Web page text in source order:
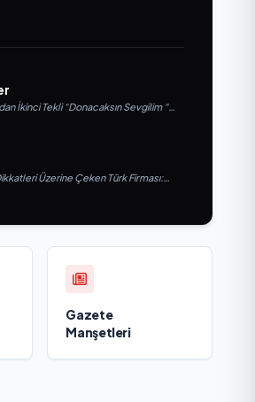
İkinci Tekli “Donacaksın Sevgilim “
Üzerine Çeken Türk Firması:
Gazete
Manşetleri